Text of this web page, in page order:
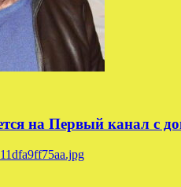
на Первый канал с